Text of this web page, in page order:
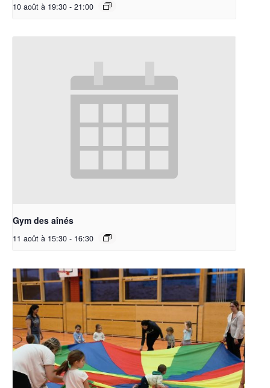
10 août à 19:30 - 21:00
Gym des aînés
11 août à 15:30 - 16:30